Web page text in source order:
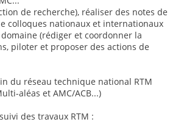
de recherche), réaliser des notes de
colloques nationaux et internationaux
(rédiger et coordonner la
piloter et proposer des actions de
du réseau technique national RTM
aléas et AMC/ACB...)
des travaux RTM :